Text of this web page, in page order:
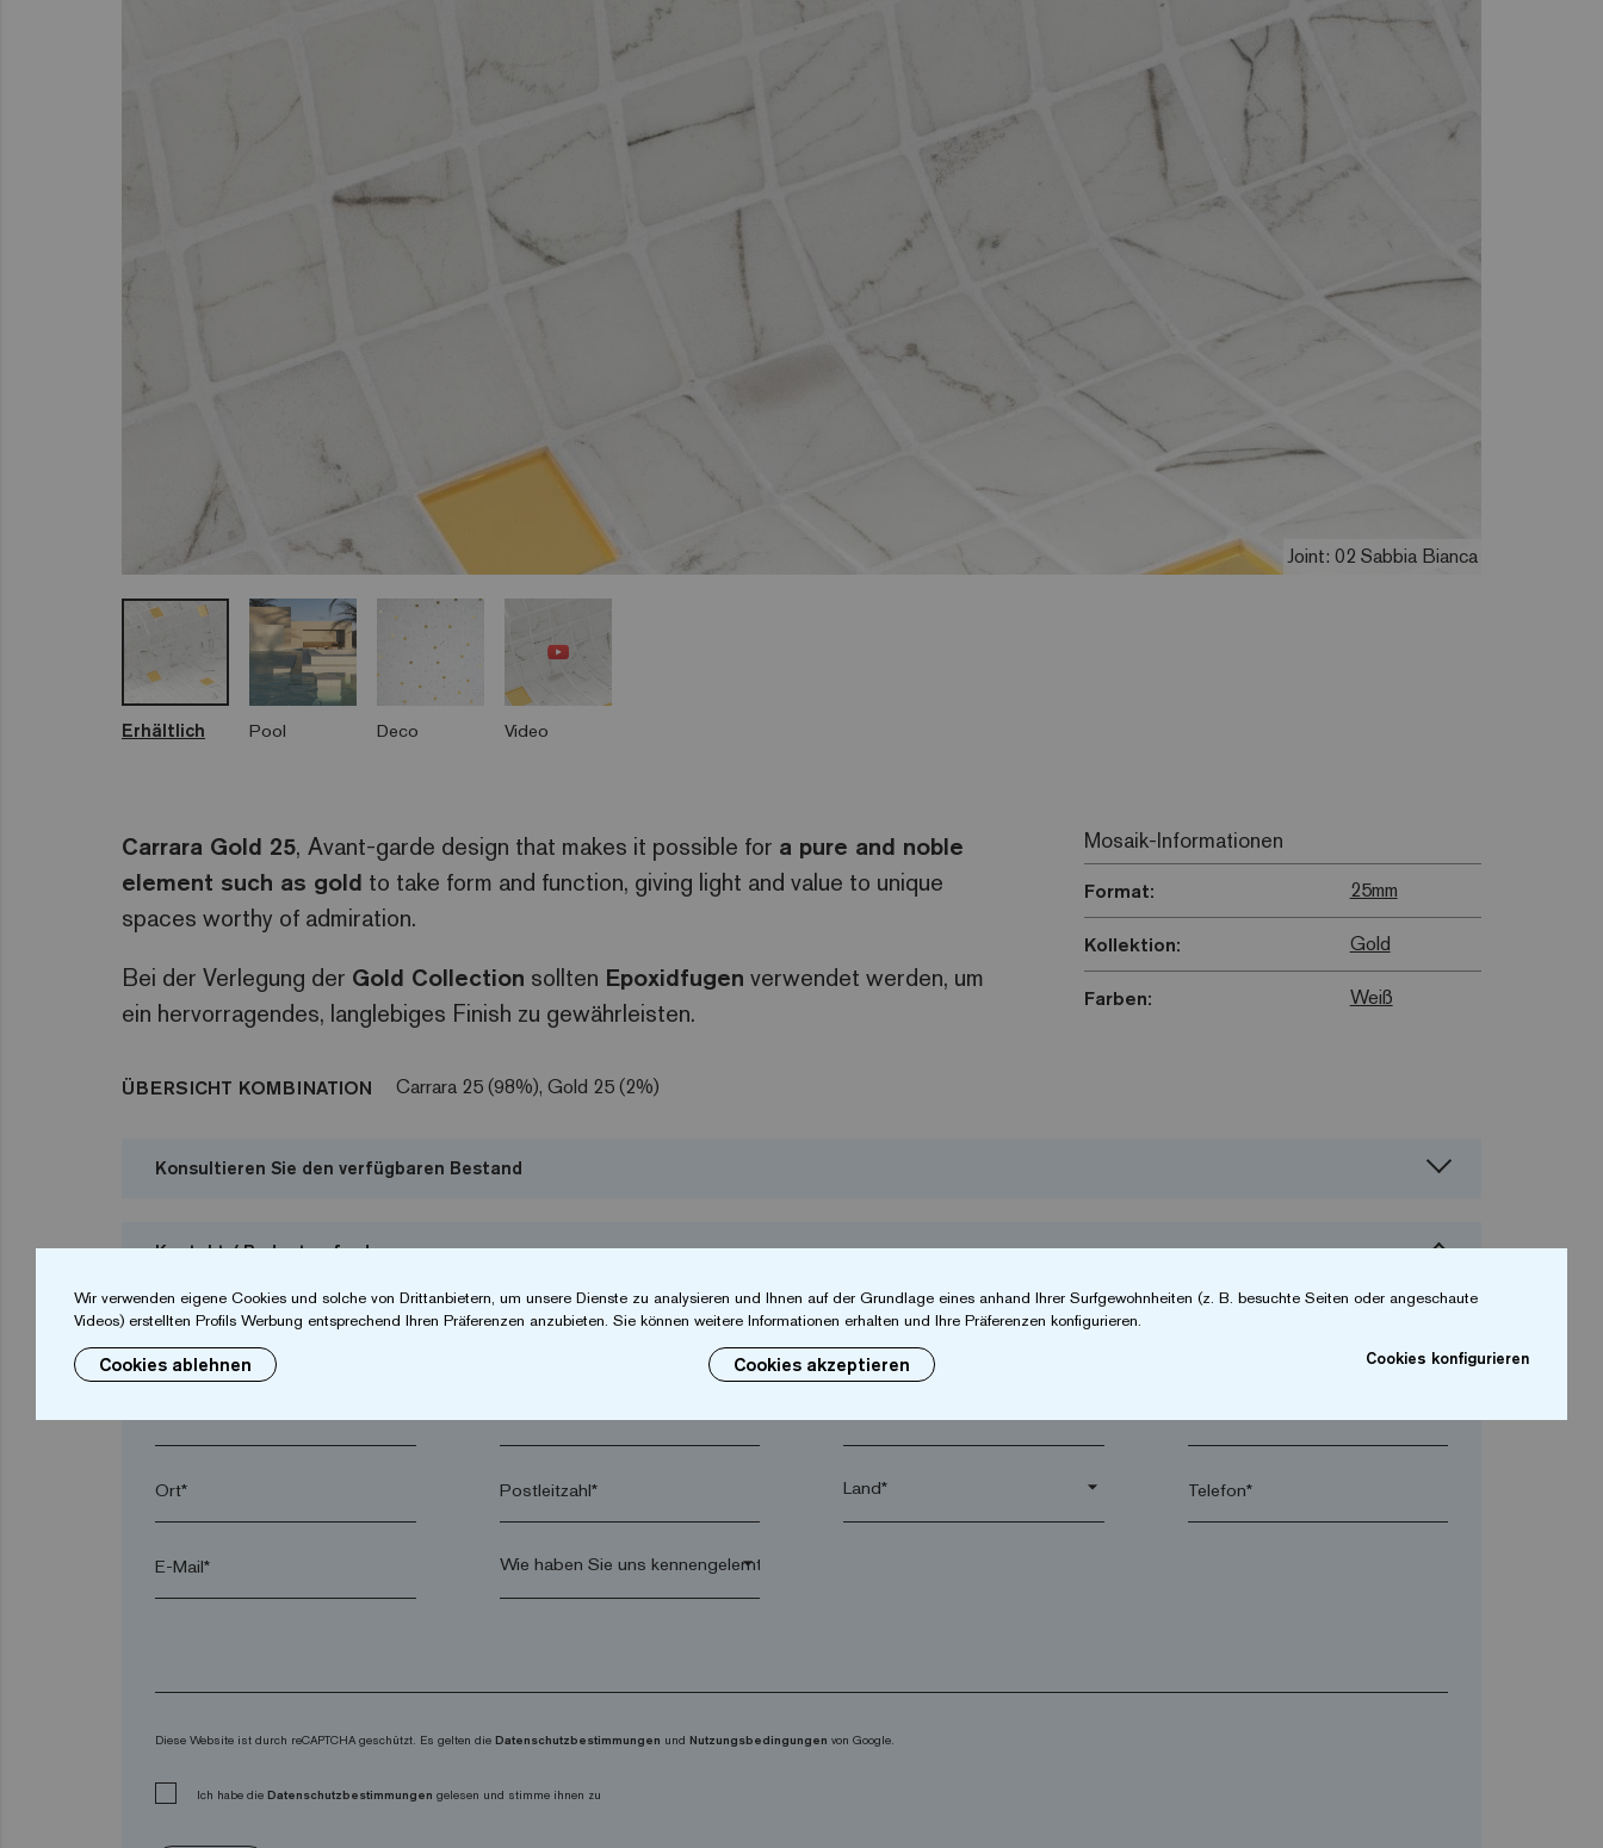
Joint: 02 Sabbia Bianca
Erhältlich Pool Deco Video
Carrara Gold 25, Avant-garde design that makes it possible for a pure and noble
element such as gold to take form and function, giving light and value to unique
spaces worthy of admiration.
Bei der Verlegung der Gold Collection sollten Epoxidfugen verwendet werden, um
ein hervorragendes, langlebiges Finish zu gewährleisten.
Mosaik-Informationen
Format: 25mm
Kollektion: Gold
Farben: Weiß
ÜBERSICHT KOMBINATION Carrara 25 (98%), Gold 25 (2%)
Konsultieren Sie den verfügbaren Bestand
Kontakt / Budget anfordern
Ich möchte ein Budget anfordern
Ort* Postleitzahl* arrow_drop_down Telefon*
E-Mail* arrow_drop_down
Diese Website ist durch reCAPTCHA geschützt. Es gelten die Datenschutzbestimmungen und Nutzungsbedingungen von Google.
Ich habe die Datenschutzbestimmungen gelesen und stimme ihnen zu
Wir verwenden eigene Cookies und solche von Drittanbietern, um unsere Dienste zu analysieren und Ihnen auf der Grundlage eines anhand Ihrer Surfgewohnheiten (z. B. besuchte Seiten oder angeschaute
Videos) erstellten Profils Werbung entsprechend Ihren Präferenzen anzubieten. Sie können weitere Informationen erhalten und Ihre Präferenzen konfigurieren.
Cookies ablehnen Cookies akzeptieren Cookies konfigurieren